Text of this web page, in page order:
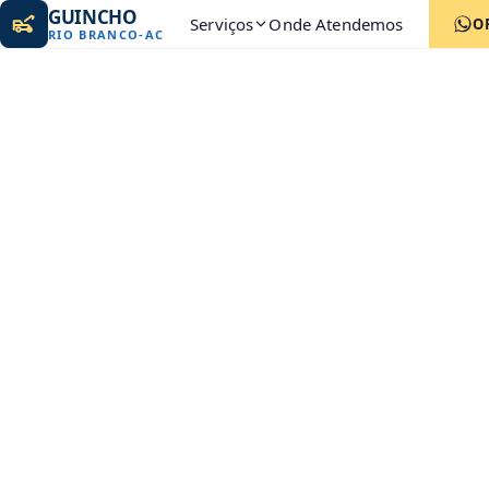
GUINCHO
RIO BRANCO-AC Serviços Onde Atendemos